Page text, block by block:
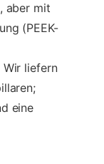
aber mit
(PEEK-
liefern
eine